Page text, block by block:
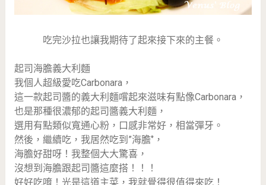
吃完沙拉也讓我期待了起來接下來的主餐。
起司海膽義大利麵
我個人超級愛吃Carbonara，
這一款起司醬的義大利麵嚐起來滋味有點像Carbonara，
也是那種很濃郁的起司醬義大利麵，
選用有點類似寬通心粉，口感非常好，相當彈牙。
然後，繼續吃，我居然吃到”海膽‘’，
海膽好甜呀！我整個大大驚喜，
沒想到海膽跟起司醬這麼搭！！！
好好吃唷！光是這道主菜，我就覺得很值得來吃！